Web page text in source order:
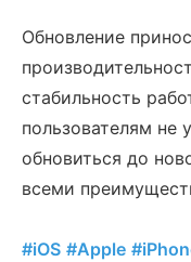
Обновление
стабильность
пользователям не
обновиться до
всеми
#iOS #Apple